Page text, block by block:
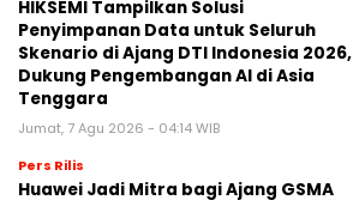
HIKSEMI Tampilkan Solusi
Penyimpanan Data untuk Seluruh
Skenario di Ajang DTI Indonesia 2026,
Dukung Pengembangan AI di Asia
Tenggara
Jumat, 7 Agu 2026 - 04:14 WIB
Pers Rilis
Huawei Jadi Mitra bagi Ajang GSMA